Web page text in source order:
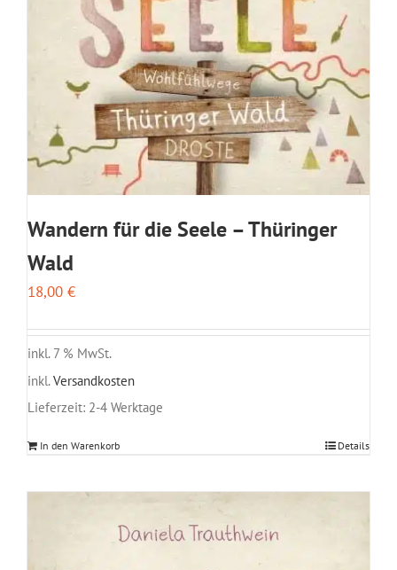
Wandern für die Seele – Thüringer
Wald
18,00 €
inkl. 7 % MwSt.
inkl.Versandkosten
Lieferzeit: 2-4 Werktage
In den Warenkorb Details